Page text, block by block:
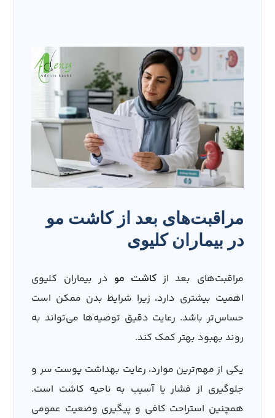
مراقبت‌های بعد از کاشت مو
در بیماران کلیوی
مراقبت‌های بعد از کاشت مو در بیماران کلیوی
اهمیت بیشتری دارد، زیرا شرایط بدن ممکن است
حساس‌تر باشد. رعایت دقیق توصیه‌ها می‌تواند به
روند بهبود بهتر کمک کند.
یکی از مهم‌ترین موارد، رعایت بهداشت پوست سر و
جلوگیری از فشار یا آسیب به ناحیه کاشت است.
همچنین استراحت کافی و پیگیری وضعیت عمومی